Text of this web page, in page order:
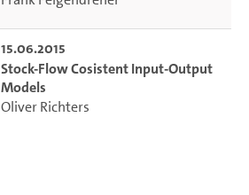
15.06.2015
Stock-Flow Cosistent Input-Output
Models
Oliver Richters